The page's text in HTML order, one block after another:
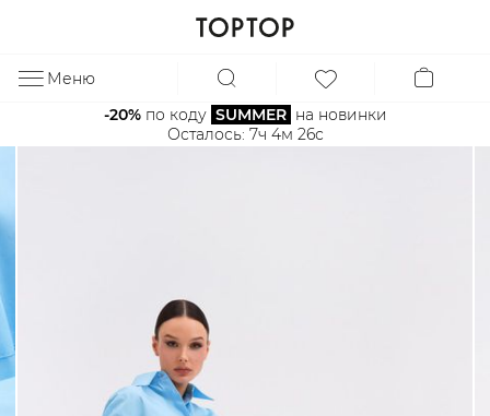
Меню
-20% по коду SUMMER на новинки
Осталось: 7ч 4м 25с